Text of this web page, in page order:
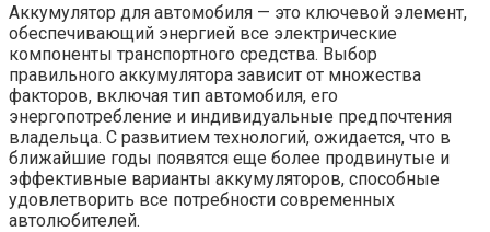
Аккумулятор для автомобиля — это ключевой элемент,
обеспечивающий энергией все электрические
компоненты транспортного средства. Выбор
правильного аккумулятора зависит от множества
факторов, включая тип автомобиля, его
энергопотребление и индивидуальные предпочтения
владельца. С развитием технологий, ожидается, что в
ближайшие годы появятся еще более продвинутые и
эффективные варианты аккумуляторов, способные
удовлетворить все потребности современных
автолюбителей.